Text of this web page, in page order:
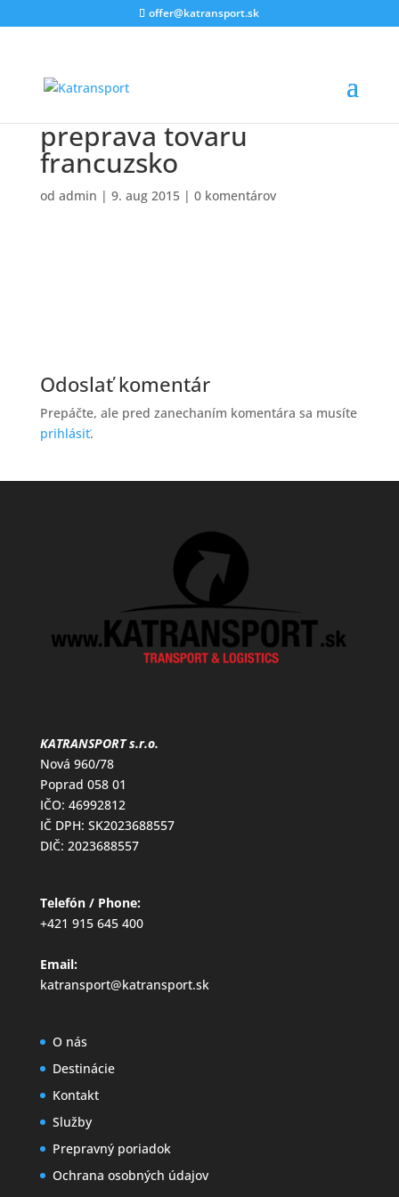
offer@katransport.sk
preprava tovaru
francuzsko
od admin | 9. aug 2015| 0 komentárov
Odoslať komentár
Prepáčte, ale pred zanechaním komentára sa musíte
prihlásiť.
KATRANSPORT s.r.o.
Nová 960/78
Poprad 058 01
IČO: 46992812
IČ DPH: SK2023688557
DIČ: 2023688557
Telefón / Phone:
+421 915 645 400
Email:
katransport@katransport.sk
O nás
Destinácie
Kontakt
Služby
Prepravný poriadok
Ochrana osobných údajov